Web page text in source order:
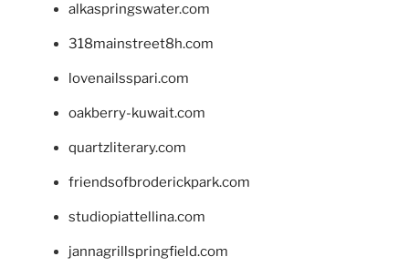
alkaspringswater.com
318mainstreet8h.com
lovenailsspari.com
oakberry-kuwait.com
quartzliterary.com
friendsofbroderickpark.com
studiopiattellina.com
jannagrillspringfield.com